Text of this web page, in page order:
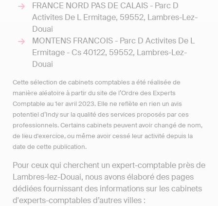
FRANCE NORD PAS DE CALAIS - Parc D
Activites De L Ermitage, 59552, Lambres-Lez-
Douai
MONTENS FRANCOIS - Parc D Activites De L
Ermitage - Cs 40122, 59552, Lambres-Lez-
Douai
Cette sélection de cabinets comptables a été réalisée de
manière aléatoire à partir du site de l’Ordre des Experts
Comptable au 1er avril 2023. Elle ne reflète en rien un avis
potentiel d’Indy sur la qualité des services proposés par ces
professionnels. Certains cabinets peuvent avoir changé de nom,
de lieu d'exercice, ou même avoir cessé leur activité depuis la
date de cette publication.
Pour ceux qui cherchent un expert-comptable près de
Lambres-lez-Douai, nous avons élaboré des pages
dédiées fournissant des informations sur les cabinets
d'experts-comptables d’autres villes :